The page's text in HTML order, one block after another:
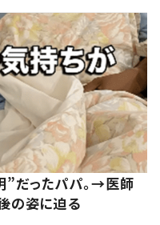
だったパパ。→医師
の姿に迫る